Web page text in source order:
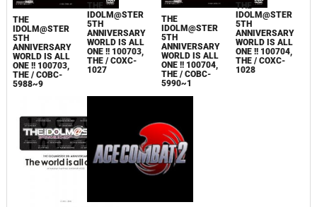
THE
IDOLM@STER
5TH
ANNIVERSARY
WORLD IS ALL
ONE !! 100703,
THE / COBC-
5988~9
THE
IDOLM@STER
5TH
ANNIVERSARY
WORLD IS ALL
ONE !! 100703,
THE / COXC-
1027
THE
IDOLM@STER
5TH
ANNIVERSARY
WORLD IS ALL
ONE !! 100704,
THE / COBC-
5990~1
THE
IDOLM@STER
5TH
ANNIVERSARY
WORLD IS ALL
ONE !! 100704,
THE / COXC-
1028